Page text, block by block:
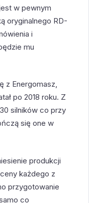
w pewnym
oryginalnego RD-
i
mu
z Energomasz,
po 2018 roku. Z
silników co przy
się one w
produkcji
każdego z
przygotowanie
co